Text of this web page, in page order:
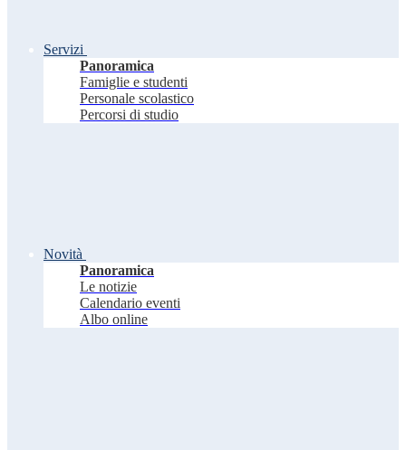
Servizi
Panoramica
Famiglie e studenti
Personale scolastico
Percorsi di studio
Novità
Panoramica
Le notizie
Calendario eventi
Albo online